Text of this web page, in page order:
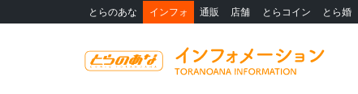
とらのあな インフォ 通販 店舗 とらコイン とら婚